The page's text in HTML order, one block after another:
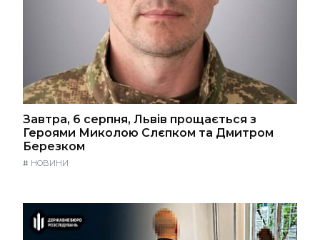
Завтра, 6 серпня, Львів прощається з
Героями Миколою Слєпком та Дмитром
Березком
# НОВИНИ